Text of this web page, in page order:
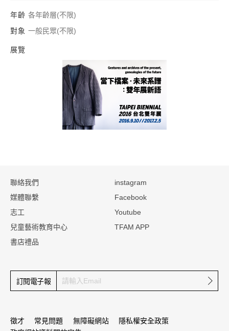
年齡 各年齡層(不限)
對象 一般民眾(不限)
展覽
聯絡我們
媒體聯繫
志工
兒童藝術教育中心
書店禮品
instagram
Facebook
Youtube
TFAM APP
訂閱電子報 確定
徵才 常見問題 無障礙網站
隱私權安全政策